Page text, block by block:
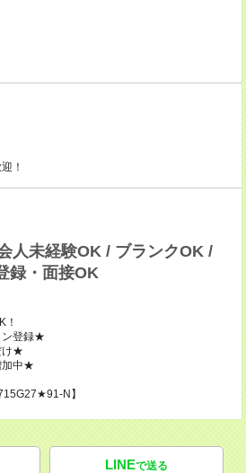
！
人未経験OK / ブランクOK /
録・面接OK
！
ン登録★
け★
加中★
N】
LINEで送る